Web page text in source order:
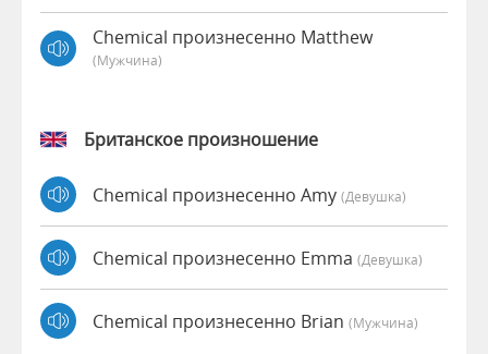
Chemical произнесенно Matthew
(мужчина)
Британское произношение
Chemical произнесенно Amy (девушка)
Chemical произнесенно Emma (девушка)
Chemical произнесенно Brian (мужчина)